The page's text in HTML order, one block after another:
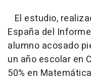
El estudio,
España del
alumno acosado
un año escolar en
50% en